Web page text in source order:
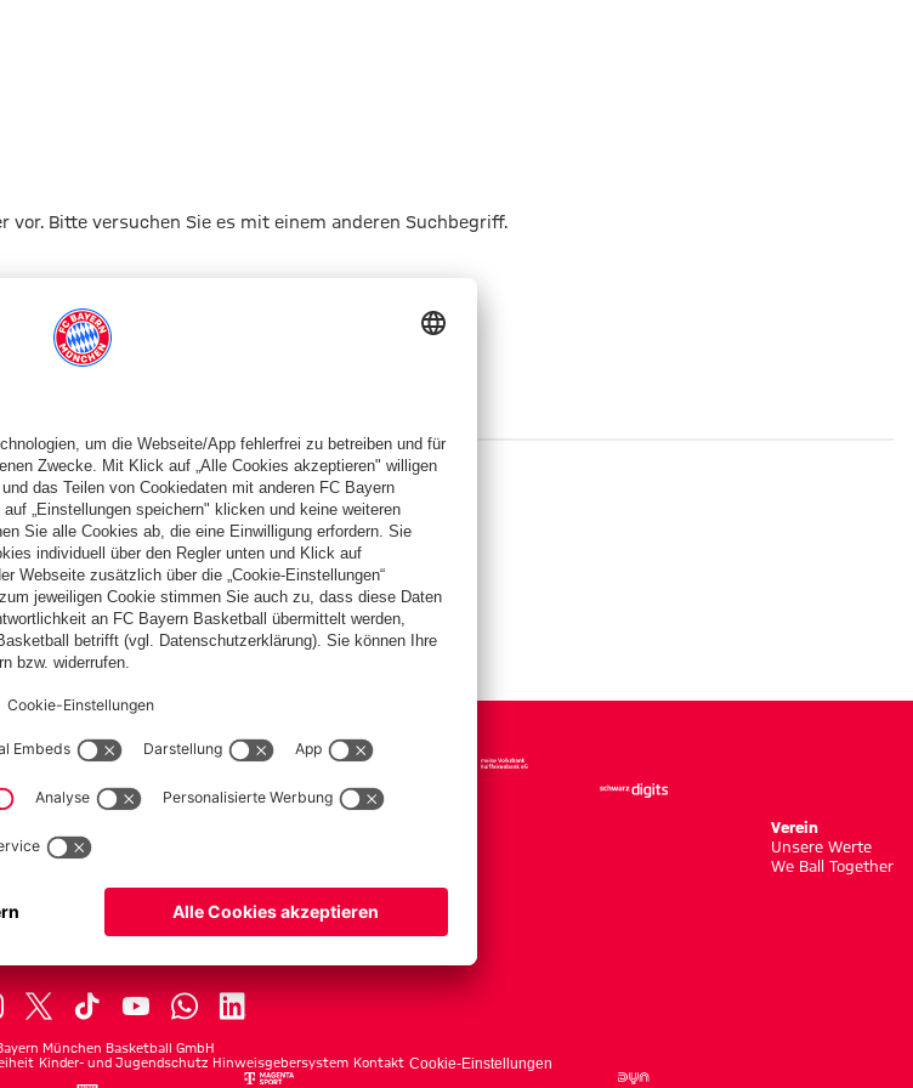
vor. Bitte versuchen Sie es mit einem anderen Suchbegriff.
PARTNER
Verein
Unsere Werte
We Ball Together
München Basketball GmbH
Kinder- und Jugendschutz Hinweisgebersystem Kontakt Cookie-Einstellungen